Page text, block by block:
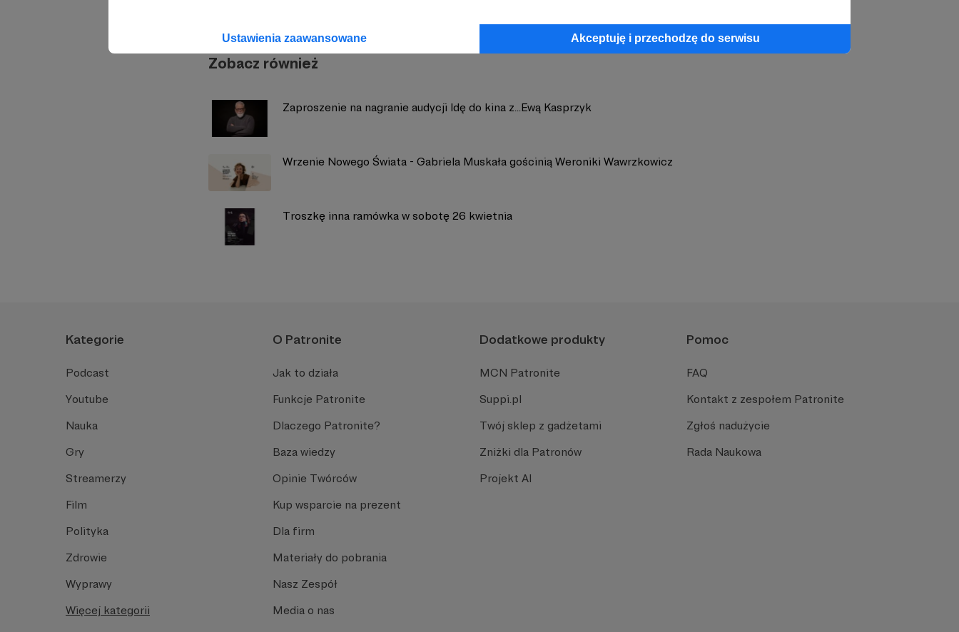
Ustawienia zaawansowane Akceptuję i przechodzę do serwisu
Zobacz również
Zaproszenie na nagranie audycji Idę do kina z...Ewą Kasprzyk
Wrzenie Nowego Świata - Gabriela Muskała gościnią Weroniki Wawrzkowicz
Troszkę inna ramówka w sobotę 26 kwietnia
Kategorie
Podcast
Youtube
Nauka
Gry
Streamerzy
Film
Polityka
Zdrowie
Wyprawy
Więcej kategorii
O Patronite
Jak to działa
Funkcje Patronite
Dlaczego Patronite?
Baza wiedzy
Opinie Twórców
Kup wsparcie na prezent
Dla firm
Materiały do pobrania
Nasz Zespół
Media o nas
Dodatkowe produkty
MCN Patronite
Suppi.pl
Twój sklep z gadżetami
Zniżki dla Patronów
Projekt AI
Pomoc
FAQ
Kontakt z zespołem Patronite
Zgłoś nadużycie
Rada Naukowa